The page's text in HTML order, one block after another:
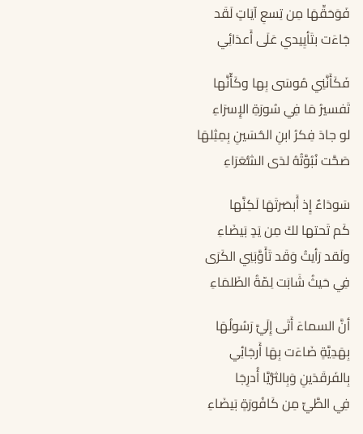
فَوَحَقِّهَا مِن تِسعِ آيَاتٍ لَقَد
جَاءَت بتَأيِيدي عَلَى أَعدَائِي
فَكَأَنَّنِي مُوسَى بِها وكَأّنَّها
تَفسيرُ مَا فِي سُورَةِ الإِسرَاءِ
لو جادَ فِكرُ ابنِ الحُسَينِ بِمِثِلهَا
صَحَّت نُبُوَّتُهُ لدَى الشُّعَرَاءِ
سَودَاءٌ إِذ أَبصَرتَهَا لَكِنَّها
كَم تَحتها لكَ مِن يَدٍ بَيضَاءِ
ولَقد رَأيتُ وَقَد تَأَوَّبَنِي الكَرَى
فِي حَيثُ شَابَت لِمّةُ الظَلمَاءِ
أنَّ السماءَ أَتَى إِلَيَّ رَسُولُهَا
بِهَدِيَّةٍ ضَاءَت بِهَا أَرجَائِي
بِالفَرقَدَينِ وَبِالثُّرَيَّا أُدرِجَا
فِي الطَّيِّ مِن كَافُورَةٍ بَيضَاءِ